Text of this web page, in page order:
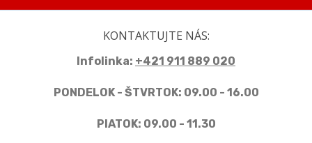
KONTAKTUJTE NÁS:
Infolinka: +421 911 889 020
PONDELOK - ŠTVRTOK: 09.00 - 16.00
PIATOK: 09.00 - 11.30